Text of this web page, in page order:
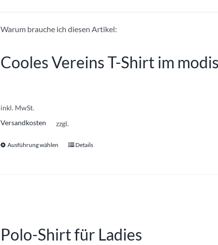
auf
der
gewählt
werden
Warum brauche ich diesen Artikel:
Cooles Vereins T-Shirt im
inkl. MwSt.
zzgl.
Versandkosten
Ausführung wählen
Dieses
Die
Details
Polo-Shirt für Ladies